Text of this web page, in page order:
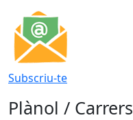
Subscriu-te
Plànol / Carrers